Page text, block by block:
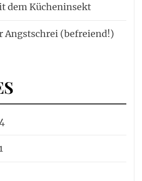
dem Kücheninsekt
Angstschrei (befreiend!)